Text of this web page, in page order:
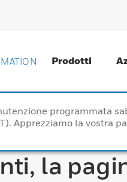
Prodotti
programmata
Apprezziamo la vostra
la